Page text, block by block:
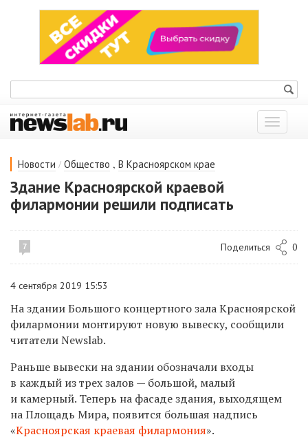
Показать
меню
Новости / Общество , В Красноярском крае
Здание Красноярской краевой
филармонии решили подписать
7 Поделиться 0
4 сентября 2019 15:53
На здании Большого концертного зала Красноярской
филармонии монтируют новую вывеску, сообщили
читатели Newslab.
Раньше вывески на здании обозначали входы
в каждый из трех залов — большой, малый
и камерный. Теперь на фасаде здания, выходящем
на Площадь Мира, появится большая надпись
«Красноярская краевая филармония».